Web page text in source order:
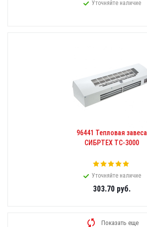
Уточняйте наличие
96441 Тепловая завеса
СИБРТЕХ ТС-3000
Уточняйте наличие
303.70руб.
Показать еще